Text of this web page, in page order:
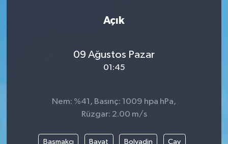
Açık
09 Ağustos Pazar
01:45
Nem: %41, Basınç: 1009 hpa hPa,
Rüzgar: 2.00 m/s
Başmakçı Bayat Bolvadin Çay